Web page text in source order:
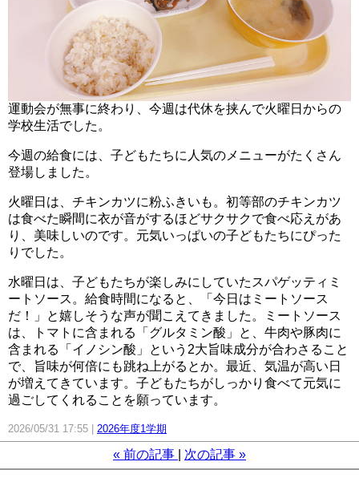
運動会が無事に終わり、今週は代休を挟んで火曜日からの
学校生活でした。
今週の給食には、子どもたちに人気のメニューがたくさん
登場しました。
火曜日は、チキンカツに粉ふきいも。初等部のチキンカツ
は食べた瞬間に衣が音がするほどサクサクで食べ応えがあ
り、美味しいのです。元気いっぱいの子どもたちにぴった
りでした。
水曜日は、子どもたちが楽しみにしていたスパゲッティミ
ートソース。給食時間になると、「今日はミートソース
だ！」と嬉しそうな声が聞こえてきました。ミートソース
は、トマトに含まれる「グルタミン酸」と、牛肉や豚肉に
含まれる「イノシン酸」という2大旨味成分が合わさること
で、旨味が何倍にも跳ね上がるとか。最近、気温が高い日
が増えてきています。子どもたちがしっかり食べて元気に
過ごしてくれることを願っています。
2026/05/31 17:55 2026年度1学期
« 前の記事 次の記事 »